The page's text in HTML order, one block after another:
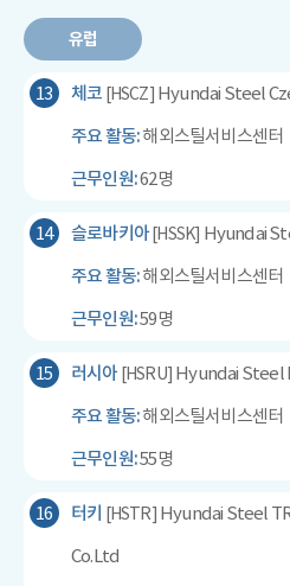
유럽
13 체코 [HSCZ] Hyundai Steel
주요 활동:해외스틸서비스센터
근무인원:62명
14 슬로바키아[HSSK] Hyundai
주요 활동:해외스틸서비스센터
근무인원:59명
15 러시아 [HSRU] Hyundai Steel
주요 활동:해외스틸서비스센터
근무인원:55명
16 터키 [HSTR] Hyundai Steel
Co.Ltd